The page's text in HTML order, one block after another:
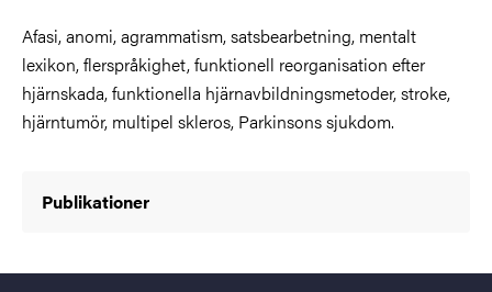
Afasi, anomi, agrammatism, satsbearbetning, mentalt
lexikon, flerspråkighet, funktionell reorganisation efter
hjärnskada, funktionella hjärnavbildningsmetoder, stroke,
hjärntumör, multipel skleros, Parkinsons sjukdom.
Publikationer